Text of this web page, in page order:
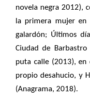
novela negra 2012),
la primera mujer
galardón; Últimos
Ciudad de
puta calle (2013), en
propio desahucio, y
(Anagrama, 2018).